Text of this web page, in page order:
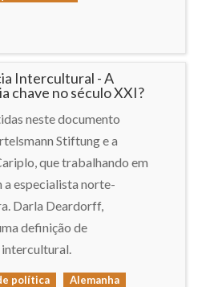
Intercultural - A
chave no século XXI?
neste documento
Stiftung e a
que trabalhando em
a especialista norte-
Darla Deardorff,
definição de
política
Alemanha